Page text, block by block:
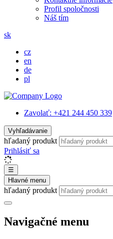
Profil spoločnosti
Náš tím
sk
cz
en
de
pl
Zavolať: +421 244 450 339
Vyhľadávanie
hľadaný produkt
Prihlásiť sa
☰
Hlavné menu
hľadaný produkt
Navigačné menu